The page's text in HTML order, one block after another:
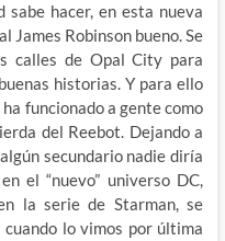
hacer, en esta nueva
James Robinson bueno. Se
calles de Opal City para
historias. Y para ello
funcionado a gente como
del Reebot. Dejando a
secundario nadie diría
el “nuevo” universo DC,
la serie de Starman, se
lo vimos por última